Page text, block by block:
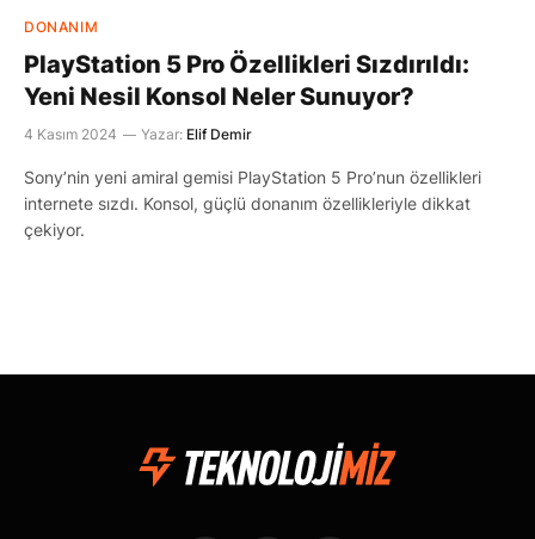
DONANIM
PlayStation 5 Pro Özellikleri Sızdırıldı:
Yeni Nesil Konsol Neler Sunuyor?
4 Kasım 2024 Yazar: Elif Demir
Sony’nin yeni amiral gemisi PlayStation 5 Pro’nun özellikleri
internete sızdı. Konsol, güçlü donanım özellikleriyle dikkat
çekiyor.